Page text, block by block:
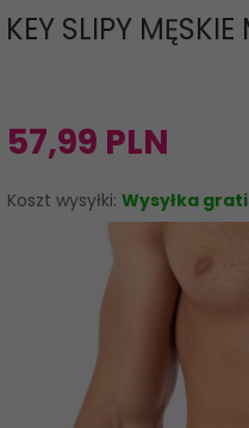
KEY SLIPY
57,99 PLN
Koszt wysyłki: Wysyłka